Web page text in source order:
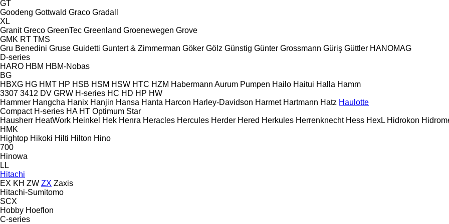
GT
Goodeng Gottwald Graco Gradall
XL
Granit Greco GreenTec Greenland Groenewegen Grove
GMK RT TMS
Gru Benedini Gruse Guidetti Guntert & Zimmerman Göker Gölz Günstig Günter Grossmann Güriş Güttler HANOMAG
D-series
HARO HBM HBM-Nobas
BG
HBXG HG HMT HP HSB HSM HSW HTC HZM Habermann Aurum Pumpen Hailo Haitui Halla Hamm
3307 3412 DV GRW H-series HC HD HP HW
Hammer Hangcha Hanix Hanjin Hansa Hanta Harcon Harley-Davidson Harmet Hartmann Hatz Haulotte
Compact H-series HA HT Optimum Star
Hausherr HeatWork Heinkel Hek Henra Heracles Hercules Herder Hered Herkules Herrenknecht Hess HexL Hidrokon
HMK
Hightop Hikoki Hilti Hilton Hino
700
Hinowa
LL
Hitachi
EX KH ZW ZX Zaxis
Hitachi-Sumitomo
SCX
Hobby Hoeflon
C-series